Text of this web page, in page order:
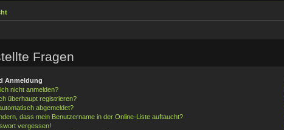
Fragen
Anmeldung
nicht anmelden?
überhaupt registrieren?
abgemeldet?
dass mein Benutzername in der Online-Liste auftaucht?
vergessen!